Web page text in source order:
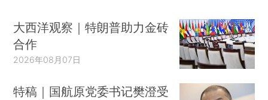
大西洋观察｜特朗普助力金砖
合作
2026年08月07日
特稿｜国航原党委书记樊澄受